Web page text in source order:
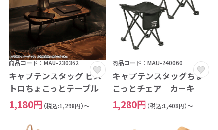
商品コード：MAU-230362
キャプテンスタッグ ビス
トロちょこっとテーブル
1,180円 （税込:1,298円）～
商品コード：MAU-240060
キャプテンスタッグちょ
こっとチェア カーキ
1,280円 （税込:1,408円）～